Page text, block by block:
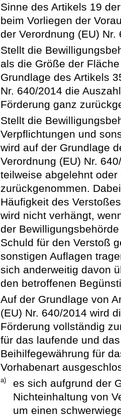
Sinne des Artikels 19
beim Vorliegen der
der Verordnung (EU)
Stellt die
als die Größe der
Grundlage des Artikels
Nr. 640/2014 die
Förderung ganz
Stellt die
Verpflichtungen und
wird auf der Grundlage
Verordnung (EU) Nr.
teilweise abgelehnt
zurückgenommen.
Häufigkeit des
wird nicht verhängt,
der
Schuld für den Verstoß
sonstigen Auflagen
sich anderweitig davon
den betroffenen
Auf der Grundlage von
(EU) Nr. 640/2014 wird
Förderung vollständig
für das laufende und
Beihilfegewährung für
Vorhabenart
a)
es sich aufgrund der
Nichteinhaltung von
um einen